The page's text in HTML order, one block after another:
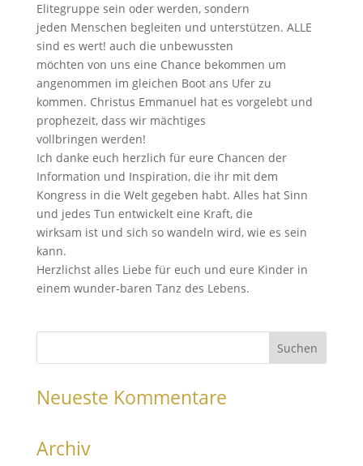
Elitegruppe sein oder werden, sondern
jeden Menschen begleiten und unterstützen. ALLE
sind es wert! auch die unbewussten
möchten von uns eine Chance bekommen um
angenommen im gleichen Boot ans Ufer zu
kommen. Christus Emmanuel hat es vorgelebt und
prophezeit, dass wir mächtiges
vollbringen werden!
Ich danke euch herzlich für eure Chancen der
Information und Inspiration, die ihr mit dem
Kongress in die Welt gegeben habt. Alles hat Sinn
und jedes Tun entwickelt eine Kraft, die
wirksam ist und sich so wandeln wird, wie es sein
kann.
Herzlichst alles Liebe für euch und eure Kinder in
einem wunder-baren Tanz des Lebens.
Neueste Kommentare
Archiv